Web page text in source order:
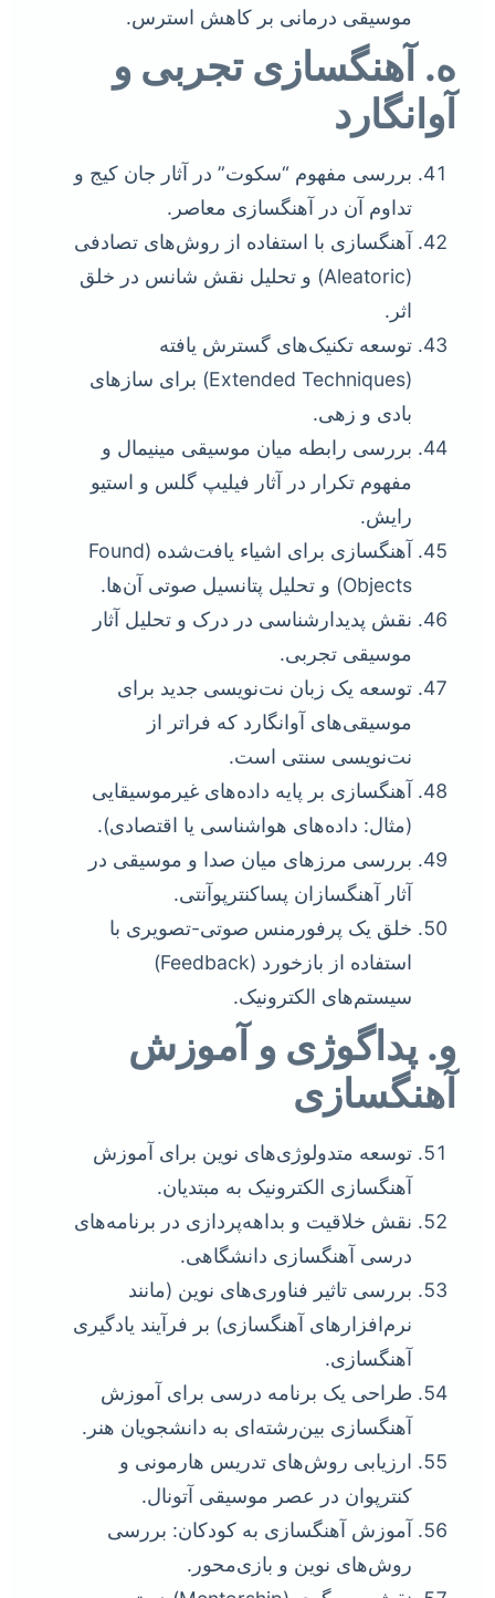
موسیقی درمانی بر کاهش استرس.
ه. آهنگسازی تجربی و
آوانگارد
بررسی مفهوم “سکوت” در آثار جان کیج و
تداوم آن در آهنگسازی معاصر.
آهنگسازی با استفاده از روش‌های تصادفی
(Aleatoric) و تحلیل نقش شانس در خلق
اثر.
توسعه تکنیک‌های گسترش یافته
(Extended Techniques) برای سازهای
بادی و زهی.
بررسی رابطه میان موسیقی مینیمال و
مفهوم تکرار در آثار فیلیپ گلس و استیو
رایش.
آهنگسازی برای اشیاء یافت‌شده (Found
Objects) و تحلیل پتانسیل صوتی آن‌ها.
نقش پدیدارشناسی در درک و تحلیل آثار
موسیقی تجربی.
توسعه یک زبان نت‌نویسی جدید برای
موسیقی‌های آوانگارد که فراتر از
نت‌نویسی سنتی است.
آهنگسازی بر پایه داده‌های غیرموسیقایی
(مثال: داده‌های هواشناسی یا اقتصادی).
بررسی مرزهای میان صدا و موسیقی در
آثار آهنگسازان پساکنترپوآنتی.
خلق یک پرفورمنس صوتی-تصویری با
استفاده از بازخورد (Feedback)
سیستم‌های الکترونیک.
و. پداگوژی و آموزش
آهنگسازی
توسعه متدولوژی‌های نوین برای آموزش
آهنگسازی الکترونیک به مبتدیان.
نقش خلاقیت و بداهه‌پردازی در برنامه‌های
درسی آهنگسازی دانشگاهی.
بررسی تاثیر فناوری‌های نوین (مانند
نرم‌افزارهای آهنگسازی) بر فرآیند یادگیری
آهنگسازی.
طراحی یک برنامه درسی برای آموزش
آهنگسازی بین‌رشته‌ای به دانشجویان هنر.
ارزیابی روش‌های تدریس هارمونی و
کنترپوان در عصر موسیقی آتونال.
آموزش آهنگسازی به کودکان: بررسی
روش‌های نوین و بازی‌محور.